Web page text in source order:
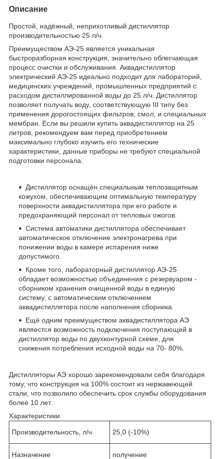
Описание
Простой, надёжный, неприхотливый дистиллятор
производительностью 25 л/ч.
Преимуществом АЭ-25 является уникальная
быстроразборная конструкция, значительно облегчающая
процесс очистки и обслуживания. Аквадистиллятор
электрический АЭ-25 идеально подходит для лабораторий,
медицинских учреждений, промышленных предприятий с
расходом дистиллированной воды до 25 л/ч. Дистиллятор
позволяет получать воду, соответствующую III типу без
применения дорогостоящих фильтров, смол, и специальных
мембран. Если вы решили купить аквадистиллятор на 25
литров, рекомендуем вам перед приобретением
максимально глубоко изучить его технические
характеристики, данные приборы не требуют специальной
подготовки персонала.
Дистиллятор оснащён специальным теплозащитным
кожухом, обеспечивающим оптимальную температуру
поверхности аквадистиллятора при его работе и
предохраняющий персонал от тепловых ожогов.
Система автоматики дистиллятора обеспечивает
автоматическое отключение электронагрева при
понижении воды в камере испарения ниже
допустимого.
Кроме того, лабораторный дистиллятор АЭ-25
обладает возможностью объединения с резервуаром -
сборником хранения очищенной воды в единую
систему, с автоматическим отключением
аквадистиллятора после наполнения сборника.
Ещё одним преимуществом аквадистиллятора АЭ
являестся возможность подключения поступающей в
дистиллятор воды по двухконтурной схеме, для
снижения потребления исходной воды на 70- 80%.
Дистилляторы АЭ хорошо зарекомендовали себя благодаря
тому, что конструкция на 100% состоит из нержавеющей
стали, что позволило обеспечить срок службы оборудования
более 10 лет.
Характеристики
Производительность, л/ч 25,0 (-10%)
Назначение
получение